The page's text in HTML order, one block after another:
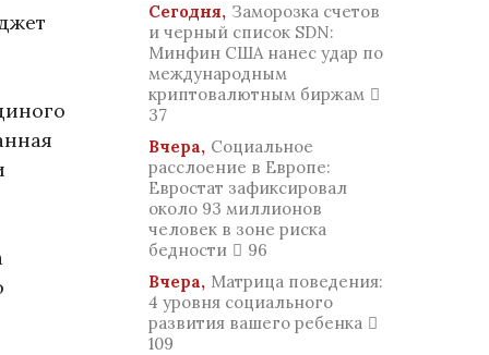
Сегодня, Заморозка счетов
и черный список SDN:
Минфин США нанес удар по
международным
криптовалютным биржам
37
Вчера, Социальное
расслоение в Европе:
Евростат зафиксировал
около 93 миллионов
человек в зоне риска
бедности
96
Вчера, Матрица поведения:
4 уровня социального
развития вашего ребенка
109